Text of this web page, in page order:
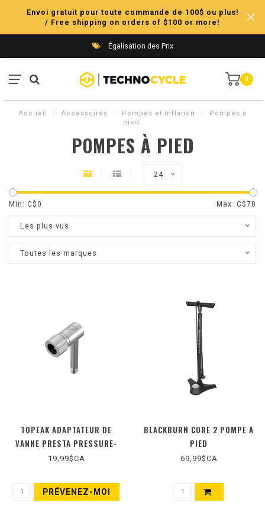
Envoi gratuit pour toute commande de 100$ ou plus!
/ Free shipping on orders of $100 or more!
Égalisation des Prix
0
Accueil / Accessoires / Pompes et inflation /
Pompes à
pied
POMPES À PIED
24
Min: C$0 Max: C$70
Les plus vus
Toutes les marques
TOPEAK ADAPTATEUR DE
VANNE PRESTA PRESSURE-
RITE
19,99$CA
PRÉVENEZ-MOI
BLACKBURN CORE 2 POMPE A
PIED
69,99$CA